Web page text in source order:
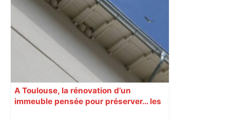
A Toulouse, la rénovation d’un
immeuble pensée pour préserver… les